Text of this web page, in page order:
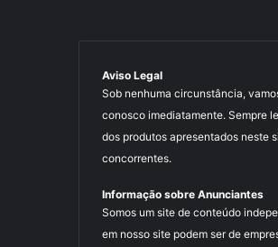
Aviso Legal
Sob nenhuma circunstância,
conosco imediatamente. Sempre
dos produtos apresentados neste
concorrentes.
Informação sobre Anunciantes
Somos um site de conteúdo
em nosso site podem ser de